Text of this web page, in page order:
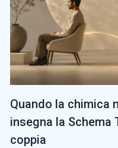
Quando la chimica
insegna la Schema
coppia